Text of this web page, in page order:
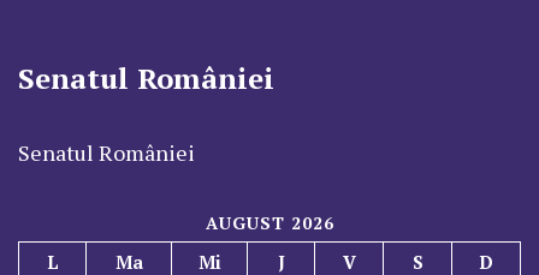
Senatul României
Senatul României
AUGUST 2026
L Ma Mi J V S
D